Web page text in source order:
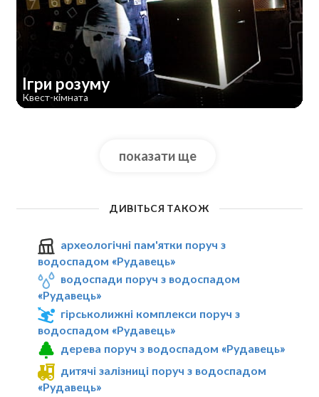
Ігри розуму
Квест-кімната
показати ще
ДИВІТЬСЯ ТАКОЖ
археологічні пам'ятки поруч з
водоспадом «Рудавець»
водоспади поруч з водоспадом
«Рудавець»
гірськолижні комплекси поруч з
водоспадом «Рудавець»
дерева поруч з водоспадом «Рудавець»
дитячі залізниці поруч з водоспадом
«Рудавець»